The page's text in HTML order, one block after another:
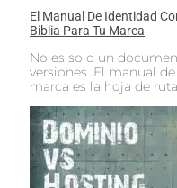
El Manual De Identidad
Biblia Para Tu Marca
No es solo un
versiones. El manual
marca es la hoja de